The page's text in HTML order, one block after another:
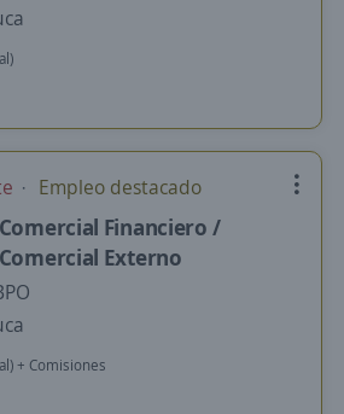
Empleo destacado
Financiero /
Externo
+ Comisiones